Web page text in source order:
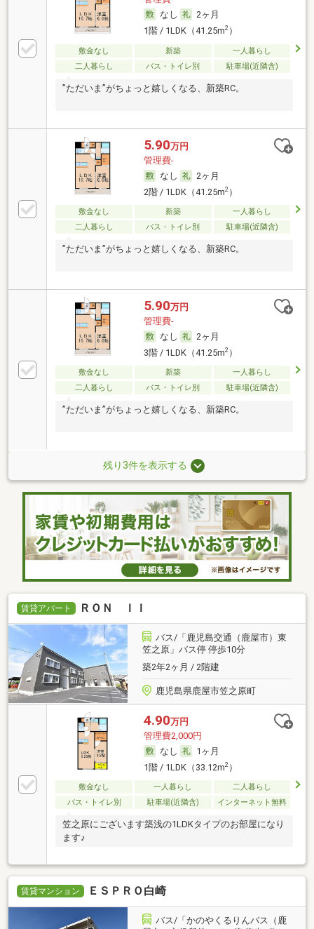
なし
2ヶ月
1階 / 1LDK（41.25m2）
敷金なし 新築
一人暮らし
二人暮らし
バス・トイレ別 駐車場(近隣含)
”ただいま”がちょっと嬉しくなる、新築RC。
5.90万円
管理費-
なし
2ヶ月
2階 / 1LDK（41.25m2）
敷金なし 新築
一人暮らし
二人暮らし
バス・トイレ別 駐車場(近隣含)
”ただいま”がちょっと嬉しくなる、新築RC。
5.90万円
管理費-
なし
2ヶ月
3階 / 1LDK（41.25m2）
敷金なし 新築
一人暮らし
二人暮らし
バス・トイレ別 駐車場(近隣含)
”ただいま”がちょっと嬉しくなる、新築RC。
残り3件を表示する
賃貸アパート ＲＯＮ ＩＩ
バス/「鹿児島交通（鹿屋市）東
笠之原」バス停 停歩10分
築2年2ヶ月 / 2階建
鹿児島県鹿屋市笠之原町
4.90万円
管理費2,000円
なし
1ヶ月
1階 / 1LDK（33.12m2）
敷金なし 一人暮らし
二人暮らし
バス・トイレ別
駐車場(近隣含) インターネット無料
笠之原にございます築浅の1LDKタイプのお部屋になり
ます♪
賃貸マンション ＥＳＰＲＯ白崎
バス/「かのやくるりんバス（鹿